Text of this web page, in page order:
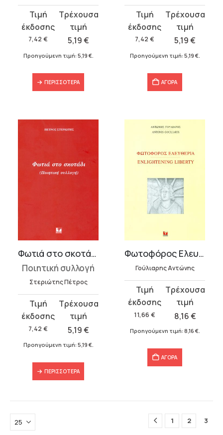
7,42 €
Original
price
was:
7,42 €.
5,19€
τρέχουσα
τιμή
είναι:
Προηγούμενη τιμή: 5,19 €.
ΠΕΡΙΣΣΌΤΕΡΑ
7,42 €
Original
price
was:
7,42 €.
5,19€
τρέχουσα
τιμή
είναι:
Προηγούμενη τιμή: 5,19 €.
ΑΓΟΡΑ
Φωτιά στο σκοτάδι
Ποιητική συλλογή
Στεριώτης Πέτρος
7,42 €
Original
price
was:
7,42 €.
5,19€
τρέχουσα
τιμή
είναι:
Προηγούμενη τιμή: 5,19 €.
ΠΕΡΙΣΣΌΤΕΡΑ
Φωτοφόρος Ελευθερία – Enlightening Liberty
Γούλιαρης Αντώνης
11,66 €
Original
price
was:
11,66 €.
8,16€
τρέχουσα
τιμή
είναι:
Προηγούμενη τιμή: 8,16 €.
ΑΓΟΡΑ
1 2 3